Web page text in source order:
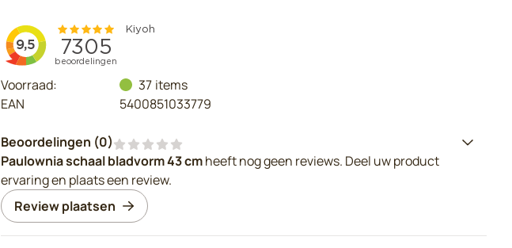
Voorraad: 37 items
EAN
5400851033779
Beoordelingen (0)
Paulownia schaal bladvorm 43 cm heeft nog geen reviews. Deel uw product
ervaring en plaats een review.
Review plaatsen